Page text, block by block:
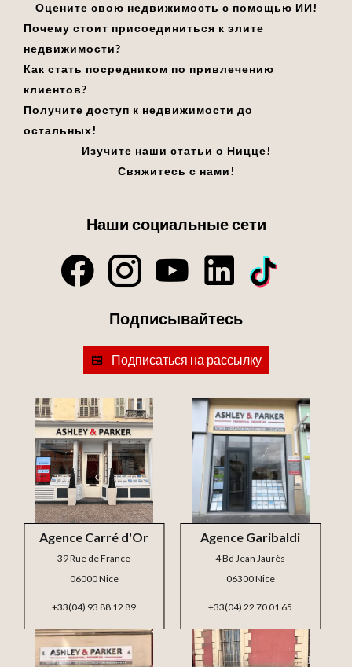
Оцените свою недвижимость с помощью ИИ!
Почему стоит присоединиться к элите
недвижимости?
Как стать посредником по привлечению
клиентов?
Получите доступ к недвижимости до
остальных!
Изучите наши статьи о Ницце!
Свяжитесь с нами!
Наши социальные сети
Подписывайтесь
Подписаться на рассылку
Agence Carré d'Or
39 Rue de France
06000 Nice
+33(04) 93 88 12 89
Agence Garibaldi
4 Bd Jean Jaurès
06300 Nice
+33(04) 22 70 01 65